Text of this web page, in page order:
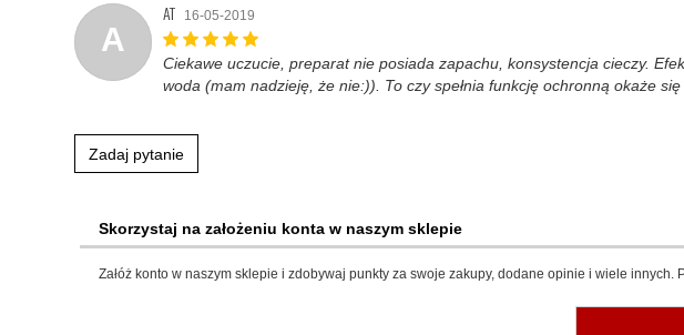
A
AT 16-05-2019
Ciekawe uczucie, preparat nie posiada zapachu, konsystencja cieczy.
woda (mam nadzieję, że nie:)). To czy spełnia funkcję ochronną okaże
Zadaj pytanie
Skorzystaj na założeniu konta w naszym sklepie
Załóż konto w naszym sklepie i zdobywaj punkty za swoje zakupy, dodane opinie i wiele